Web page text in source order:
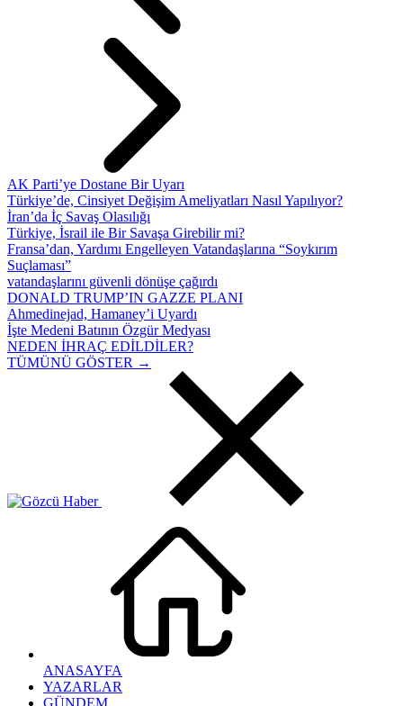
AK Parti’ye Dostane Bir Uyarı
Türkiye’de, Cinsiyet Değişim Ameliyatları Nasıl Yapılıyor?
İran’da İç Savaş Olasılığı
Türkiye, İsrail ile Bir Savaşa Girebilir mi?
Fransa’dan, Yardımı Engelleyen Vatandaşlarına “Soykırım
Suçlaması”
vatandaşlarını güvenli dönüşe çağırdı
DONALD TRUMP’IN GAZZE PLANI
Ahmedinejad, Hamaney’i Uyardı
İşte Medeni Batının Özgür Medyası
NEDEN İHRAÇ EDİLDİLER?
TÜMÜNÜ GÖSTER →
ANASAYFA
YAZARLAR
GÜNDEM